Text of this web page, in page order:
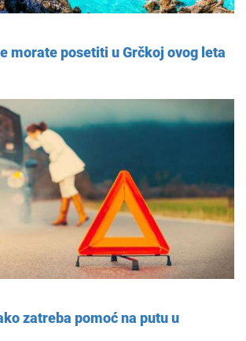
morate posetiti u Grčkoj ovog leta
zatreba pomoć na putu u